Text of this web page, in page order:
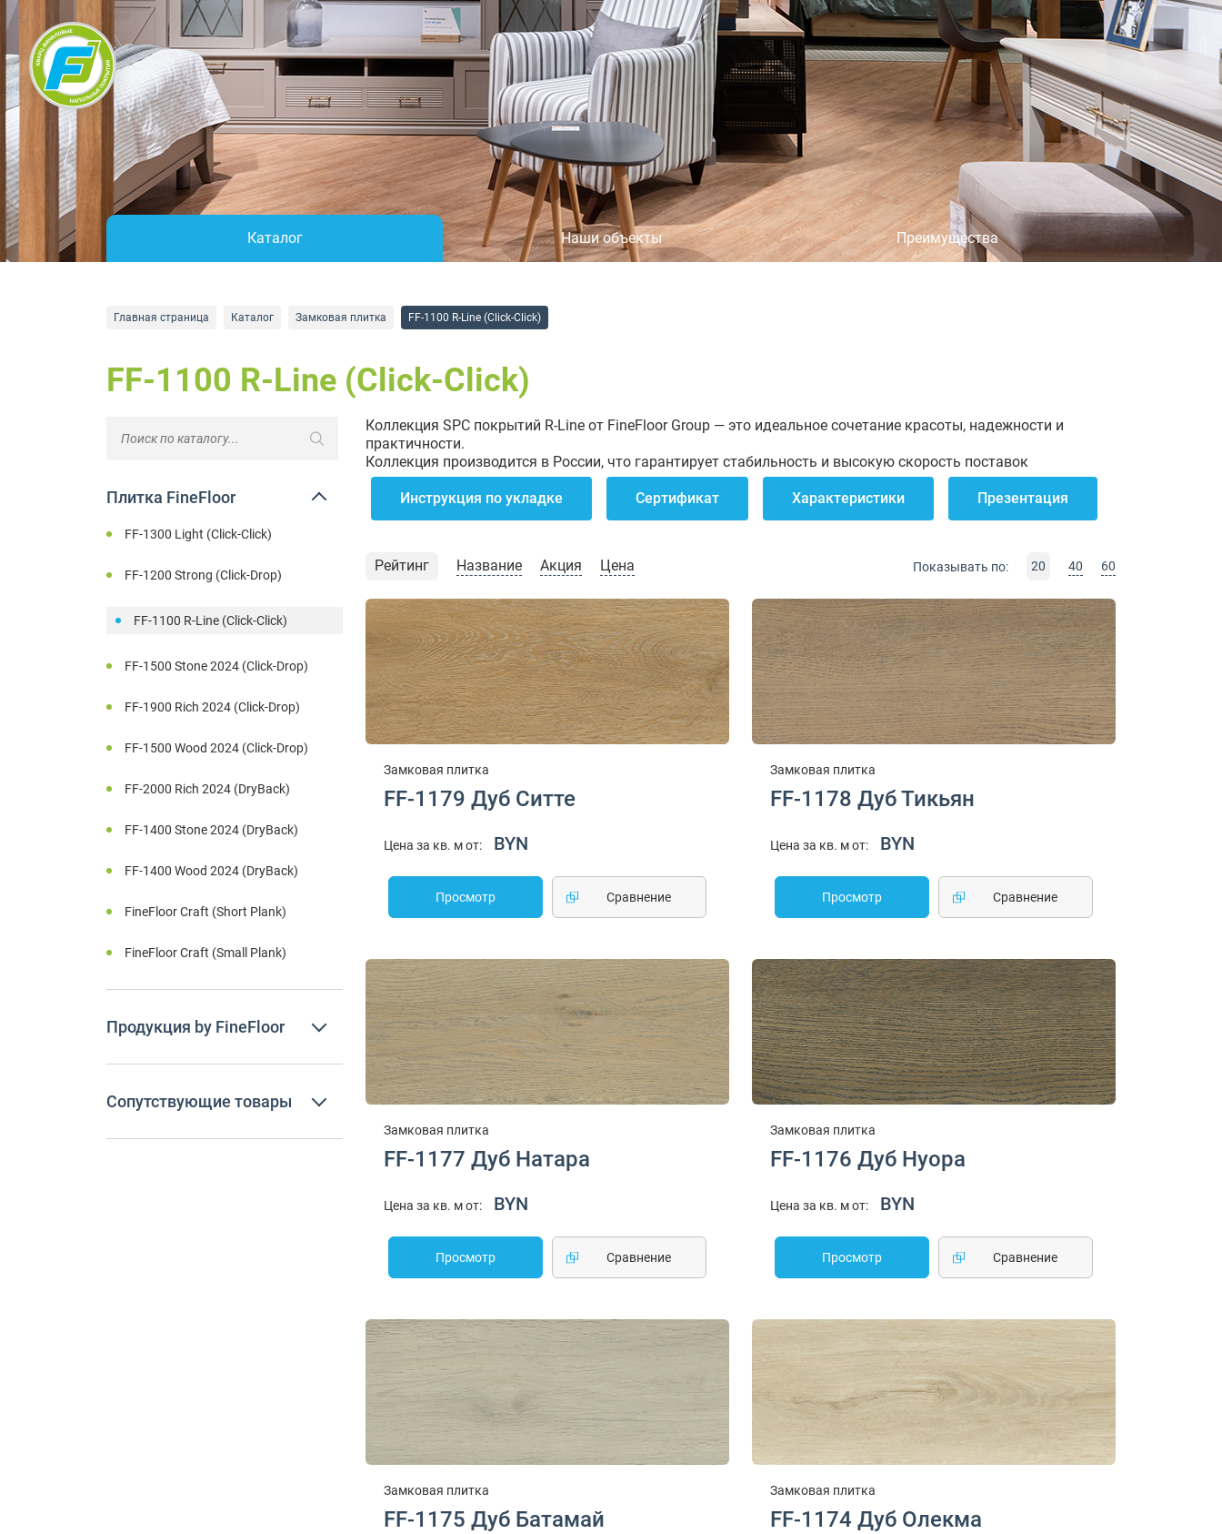
Каталог Наши объекты Преимущества
Главная страница Каталог Замковая плитка FF-1100 R-Line (Click-Click)
FF-1100 R-Line (Click-Click)
Плитка FineFloor
FF-1300 Light (Click-Click)
FF-1200 Strong (Click-Drop)
FF-1100 R-Line (Click-Click)
FF-1500 Stone 2024 (Click-Drop)
FF-1900 Rich 2024 (Click-Drop)
FF-1500 Wood 2024 (Click-Drop)
FF-2000 Rich 2024 (DryBack)
FF-1400 Stone 2024 (DryBack)
FF-1400 Wood 2024 (DryBack)
FineFloor Craft (Short Plank)
FineFloor Craft (Small Plank)
Продукция by FineFloor
Сопутствующие товары
Коллекция SPC покрытий R-Line от FineFloor Group — это идеальное сочетание красоты, надежности и
практичности.
Коллекция производится в России, что гарантирует стабильность и высокую скорость поставок
Инструкция по укладке Сертификат Характеристики Презентация
Рейтинг Название Акция Цена Показывать по: 20 40 60
Замковая плитка
FF-1179 Дуб Ситте
Цена за кв. м от: BYN
Просмотр Cравнение
Замковая плитка
FF-1178 Дуб Тикьян
Цена за кв. м от: BYN
Просмотр Cравнение
Замковая плитка
FF-1177 Дуб Натара
Цена за кв. м от: BYN
Просмотр Cравнение
Замковая плитка
FF-1176 Дуб Нуора
Цена за кв. м от: BYN
Просмотр Cравнение
Замковая плитка
FF-1175 Дуб Батамай
Замковая плитка
FF-1174 Дуб Олекма
×